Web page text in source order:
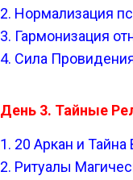
2. Нормализация
3. Гармонизация
4. Сила
День 3. Тайные
1. 20 Аркан и
2. Ритуалы